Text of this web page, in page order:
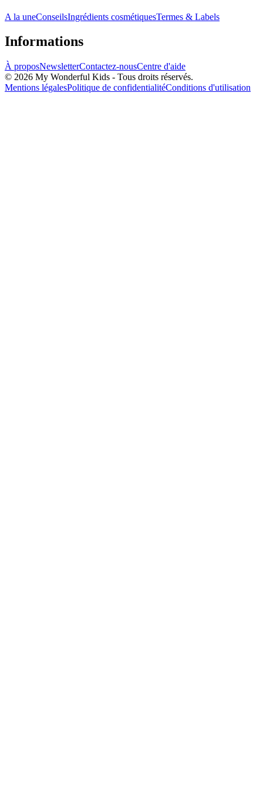
A la uneConseilsIngrédients cosmétiquesTermes & Labels
Informations
À proposNewsletterContactez-nousCentre d'aide
© 2026 My Wonderful Kids - Tous droits réservés.
Mentions légalesPolitique de confidentialitéConditions d'utilisation